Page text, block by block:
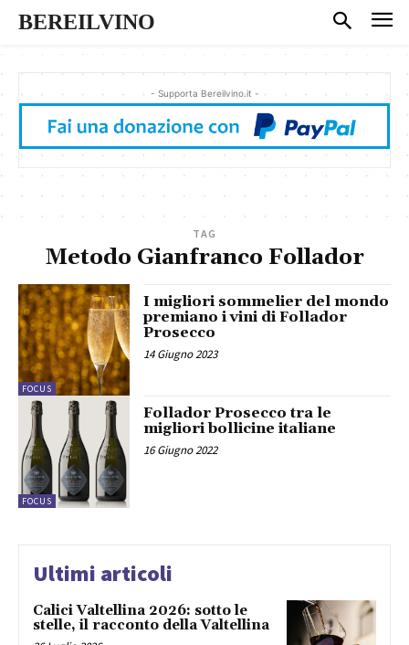
BEREILVINO
- Supporta Bereilvino.it -
TAG
Metodo Gianfranco Follador
FOCUS
I migliori sommelier del mondo
premiano i vini di Follador
Prosecco
14 Giugno 2023
FOCUS
Follador Prosecco tra le
migliori bollicine italiane
16 Giugno 2022
Ultimi articoli
Calici Valtellina 2026: sotto le
stelle, il racconto della Valtellina